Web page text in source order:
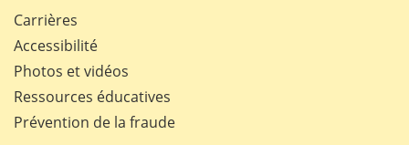
Carrières
Accessibilité
Photos et vidéos
Ressources éducatives
Prévention de la fraude